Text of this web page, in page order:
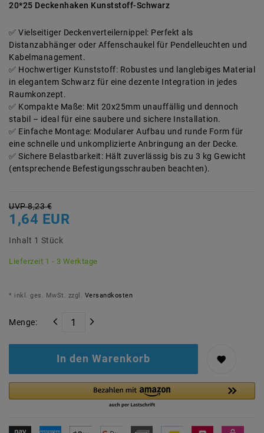
20*25 Deckenhaken Kunststoff-Schwarz
Vielseitiger Deckenverteilernippel: Perfekt als
Distanzabhänger oder Affenschaukel für Pendelleuchten und
Kabelmanagement.
Hochwertiger Kunststoff: Robustes und langlebiges Material
in elegantem Schwarz für eine dezente Integration in jedes
Raumkonzept.
Kompakte Maße: Mit 20x25mm unauffällig und dennoch
stabil – ideal für eine saubere und sichere Installation.
Einfache Montage: Modularer Aufbau und runde Form für
eine schnelle und unkomplizierte Anbringung an der Decke.
Sichere Belastbarkeit: Hält zuverlässig bis zu 3 kg Gewicht
(entsprechende Befestigungsschrauben beachten).
UVP 8,23 €
1,64 EUR
Inhalt 1 Stück
Lieferzeit 1 - 3 Werktage
* inkl. ges. MwSt. zzgl. Versandkosten
Menge:
In den Warenkorb